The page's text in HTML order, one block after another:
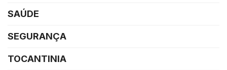
SAÚDE
SEGURANÇA
TOCANTINIA